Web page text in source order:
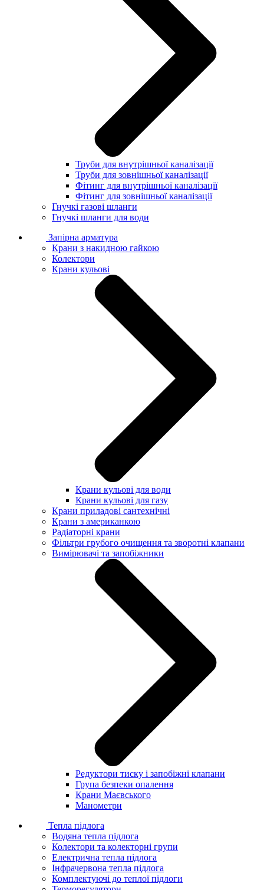
Труби для внутрішньої каналізації
Труби для зовнішньої каналізації
Фітинг для внутрішньої каналізації
Фітинг для зовнішньої каналізації
Гнучкі газові шланги
Гнучкі шланги для води
Запірна арматура
Крани з накидною гайкою
Колектори
Крани кульові
Крани кульові для води
Крани кульові для газу
Крани приладові сантехнічні
Крани з американкою
Радіаторні крани
Фільтри грубого очищення та зворотні клапани
Вимірювачі та запобіжники
Редуктори тиску і запобіжні клапани
Група безпеки опалення
Крани Маєвського
Манометри
Тепла підлога
Водяна тепла підлога
Колектори та колекторні групи
Електрична тепла підлога
Інфрачервона тепла підлога
Комплектуючі до теплої підлоги